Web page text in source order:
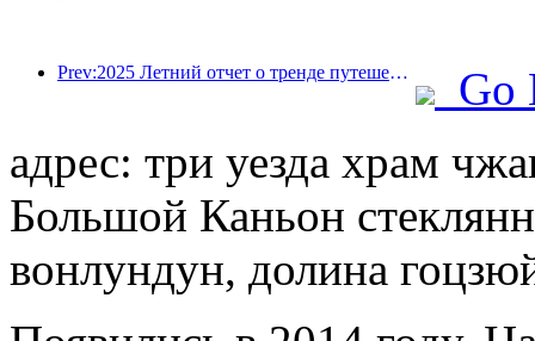
Prev:2025 Летний отчет о тренде путешествий: учетная база клиентов-ребенка с учетом более 60%
Go
адрес: три уезда храм
Большой Каньон
вонлундун, долина